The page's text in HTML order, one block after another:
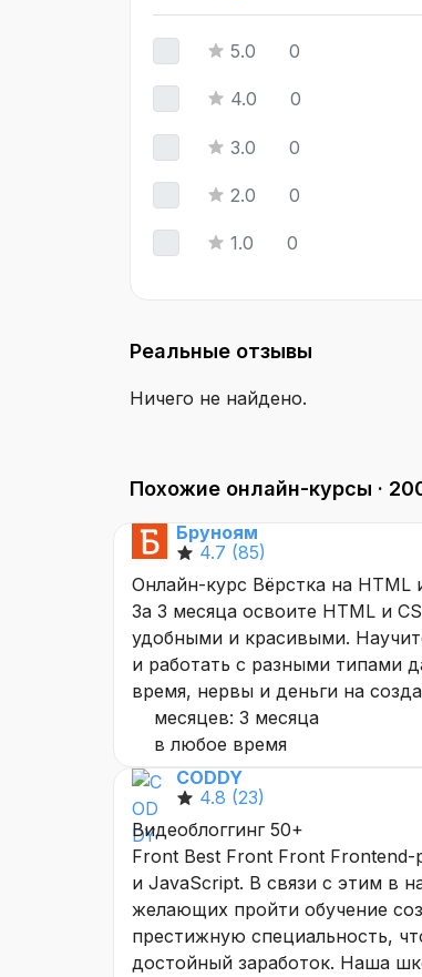
5.0 0
4.0 0
3.0 0
2.0 0
1.0 0
Реальные отзывы
Ничего не найдено.
Похожие онлайн-курсы ·
Бруноям
4.7 (85)
Онлайн-курс Вёрстка на HTML
За 3 месяца освоите HTML и
удобными и красивыми.
и работать с разными типами
время, нервы и деньги на
месяцев: 3 месяца
в любое время
CODDY
4.8 (23)
Видеоблоггинг 50+
Front Best Front Front
и JavaScript. В связи с этим в
желающих пройти обучение
престижную специальность,
достойный заработок. Наша